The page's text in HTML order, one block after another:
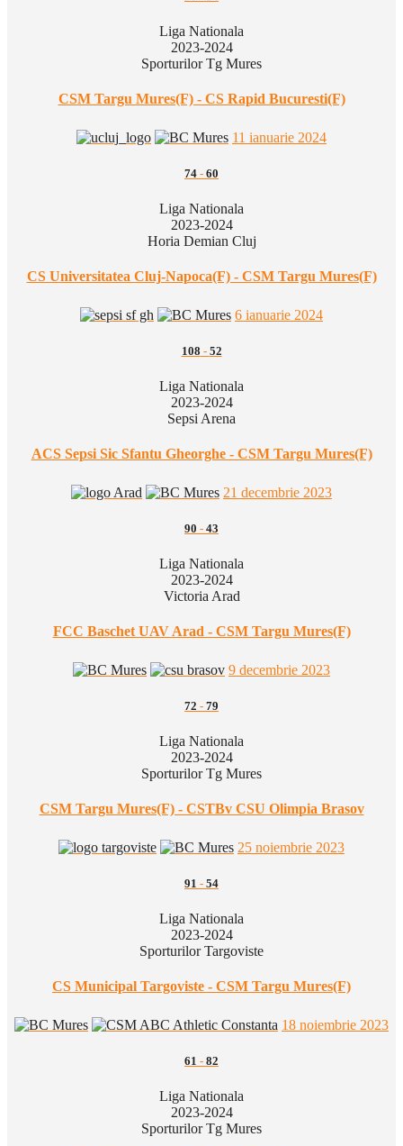
Liga Nationala
2023-2024
Sporturilor Tg Mures
CSM Targu Mures(F) - CS Rapid Bucuresti(F)
11 ianuarie 2024
74 - 60
Liga Nationala
2023-2024
Horia Demian Cluj
CS Universitatea Cluj-Napoca(F) - CSM Targu Mures(F)
6 ianuarie 2024
108 - 52
Liga Nationala
2023-2024
Sepsi Arena
ACS Sepsi Sic Sfantu Gheorghe - CSM Targu Mures(F)
21 decembrie 2023
90 - 43
Liga Nationala
2023-2024
Victoria Arad
FCC Baschet UAV Arad - CSM Targu Mures(F)
9 decembrie 2023
72 - 79
Liga Nationala
2023-2024
Sporturilor Tg Mures
CSM Targu Mures(F) - CSTBv CSU Olimpia Brasov
25 noiembrie 2023
91 - 54
Liga Nationala
2023-2024
Sporturilor Targoviste
CS Municipal Targoviste - CSM Targu Mures(F)
18 noiembrie 2023
61 - 82
Liga Nationala
2023-2024
Sporturilor Tg Mures